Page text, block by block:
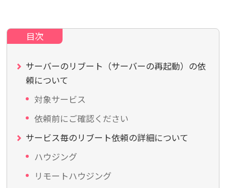
サーバーのリブート（サーバーの再起動）の依
頼について
対象サービス
依頼前にご確認ください
サービス毎のリブート依頼の詳細について
ハウジング
リモートハウジング